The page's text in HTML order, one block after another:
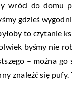
wróci do domu
gdzieś
to czytanie
byśmy nie
– można
znaleźć się